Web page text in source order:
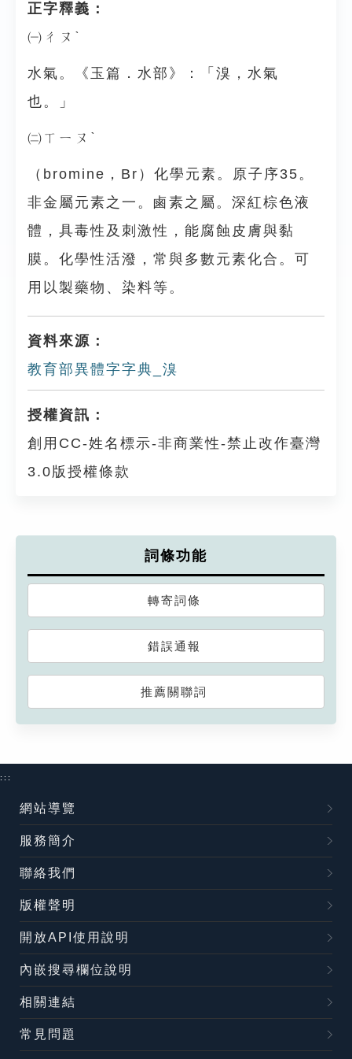
正字釋義：
㈠ㄔㄡˋ
水氣。《玉篇．水部》：「溴，水氣
也。」
㈡ㄒㄧㄡˋ
（bromine，Br）化學元素。原子序35。
非金屬元素之一。鹵素之屬。深紅棕色液
體，具毒性及刺激性，能腐蝕皮膚與黏
膜。化學性活潑，常與多數元素化合。可
用以製藥物、染料等。
資料來源：
教育部異體字字典_溴
授權資訊：
創用CC-姓名標示-非商業性-禁止改作臺灣
3.0版授權條款
詞條功能
轉寄詞條
錯誤通報
推薦關聯詞
:::
網站導覽
服務簡介
聯絡我們
版權聲明
開放API使用說明
內嵌搜尋欄位說明
相關連結
常見問題